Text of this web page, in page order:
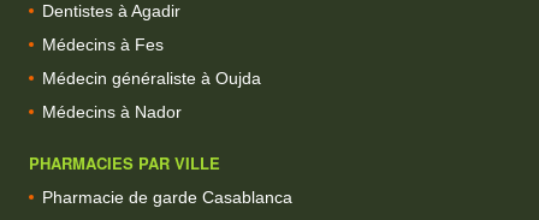
Dentistes à Agadir
Médecins à Fes
Médecin généraliste à Oujda
Médecins à Nador
PHARMACIES PAR VILLE
Pharmacie de garde Casablanca